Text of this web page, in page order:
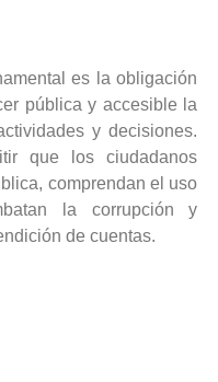
es la obligación
pública y accesible la
y decisiones.
que los ciudadanos
comprendan el uso
la corrupción y
de cuentas.